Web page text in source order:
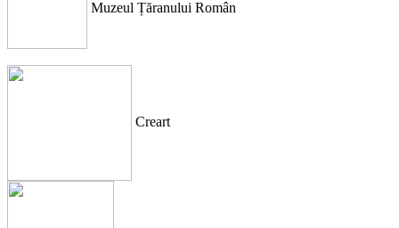
Muzeul Țăranului Român
Creart